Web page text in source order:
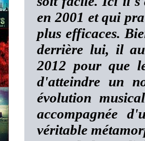
en 2001 et qui
plus efficaces.
derrière lui, il
2012 pour que
d'atteindre un
évolution
accompagnée
véritable